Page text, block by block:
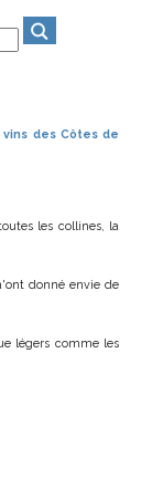
des Côtes de
les collines, la
donné envie de
légers comme les